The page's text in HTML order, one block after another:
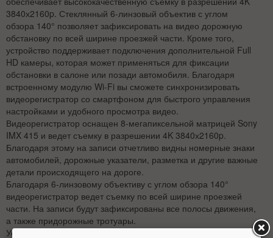
3840х2160p. Стеклянный 6-линзовый объектив с углом
обзора 140° позволяет зафиксировать на видео дорожную
обстановку по всей ширине проезжей части. Кроме того,
устройство поддерживает подключения дополнительной Full
HD камеры, которая может применяться для фиксации
обстановки в салоне или позади автомобиля. Благодаря
встроенному модулю Wi-Fi вы сможете синхронизировать
видеорегистратор со смартфоном для быстрого управления
настройками и удобного просмотра видео.
Видеорегистратор оснащен 8-мегапиксельной матрицей Sony
IMX 415 и ведет съемку в разрешении 4K 3840х2160p.
Благодаря этому на записи отчетливо видны номерные знаки
автомобилей, дорожные указатели, разметка и другие важные
детали происходящего на дороге.
Благодаря 6-линзовому объективу с углом обзора 140°
видеорегистратор ведет съемку по всей ширине проезжей
части. На записи будут зафиксированы все полосы движения,
а также придорожные тротуары.
Устройство поддерживает функцию динамического